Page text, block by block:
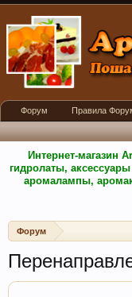
Интернет-магазин
гидролаты,
аромалампы,
Форум
Форум Правила